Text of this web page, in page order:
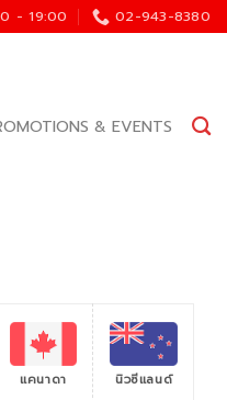
- 19:00 02-943-8380
& EVENTS
แคนาดา นิวซีแลนด์